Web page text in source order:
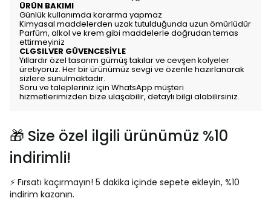
ÜRÜN BAKIMI
Günlük kullanımda kararma yapmaz
Kimyasal maddelerden uzak tutulduğunda uzun ömürlüdür
Parfüm, alkol ve krem gibi maddelerle doğrudan temas
ettirmeyiniz
CLGSILVER GÜVENCESİYLE
Yıllardır özel tasarım gümüş takılar ve cevşen kolyeler
üretiyoruz. Her bir ürünümüz sevgi ve özenle hazırlanarak
sizlere sunulmaktadır.
Soru ve talepleriniz için WhatsApp müşteri
hizmetlerimizden bize ulaşabilir, detaylı bilgi alabilirsiniz.
🎁 Size özel ilgili ürünümüz %10
indirimli!
⚡ Fırsatı kaçırmayın! 5 dakika içinde sepete ekleyin, %10
indirim kazanın.